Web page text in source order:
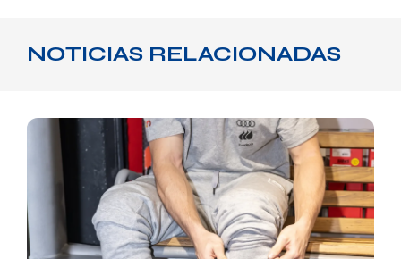
NOTICIAS RELACIONADAS